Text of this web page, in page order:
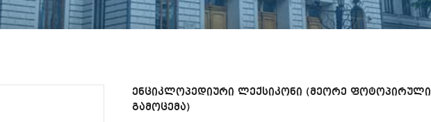
ენციკლოპედიური ლექსიკონი (მეორე ფოტოპირული
გამოცემა)